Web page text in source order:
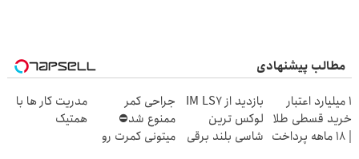
مطالب پیشنهادی
۱ میلیارد اعتبار
خرید قسطی طلا
| ۱۸ ماهه پرداخت
بازدید از IM LS7
لوکس ترین
شاسی بلند برقی
جراحی کمر
ممنوع شد⛔
میتونی کمرت رو
مدریت کار ها با
همتیک